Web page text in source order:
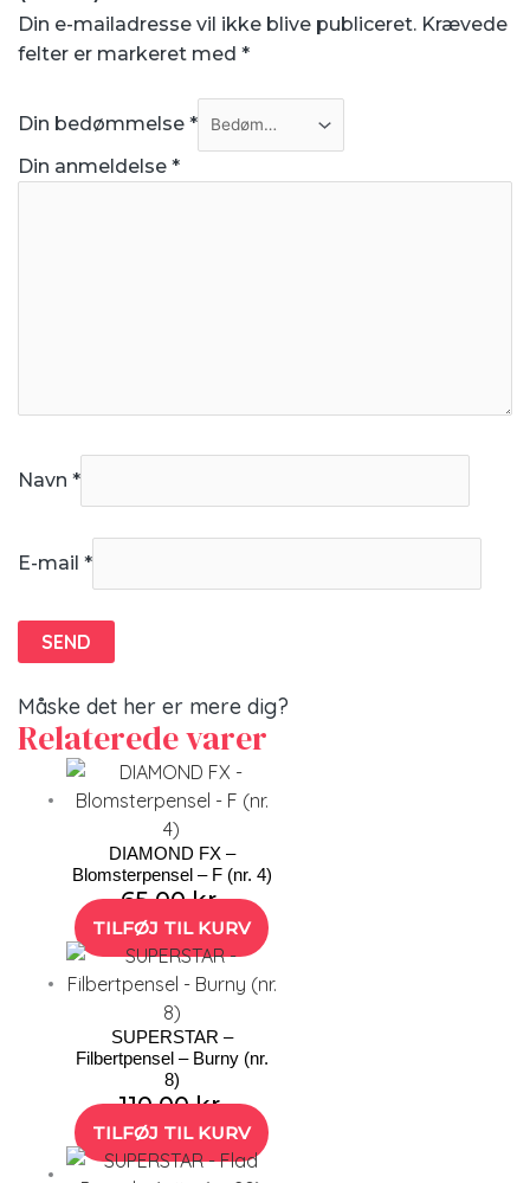
Din e-mailadresse vil ikke blive publiceret. Krævede
felter er markeret med *
Din bedømmelse *
Din anmeldelse *
Navn *
E-mail *
Måske det her er mere dig?
Relaterede varer
DIAMOND FX –
Blomsterpensel – F (nr. 4)
65,00kr.
TILFØJ TIL KURV
SUPERSTAR –
Filbertpensel – Burny (nr.
8)
110,00kr.
TILFØJ TIL KURV